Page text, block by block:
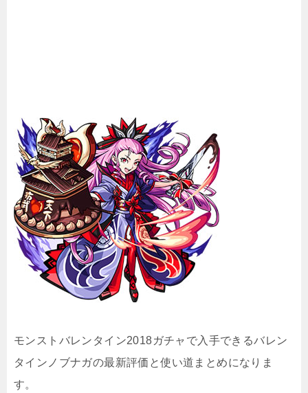
モンストバレンタイン2018ガチャで入手できるバレン
タインノブナガの最新評価と使い道まとめになりま
す。